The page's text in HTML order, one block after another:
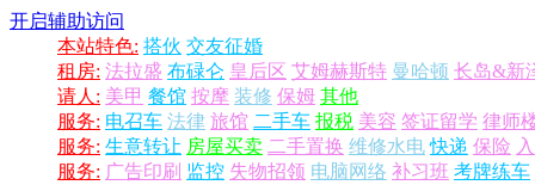
开启辅助访问
本站特色: 搭伙 交友征婚
租房: 法拉盛 布碌仑 皇后区 艾姆赫斯特 曼哈顿 长岛&新
请人: 美甲 餐馆 按摩 装修 保姆 其他
服务: 电召车 法律 旅馆 二手车 报税 美容 签证留学 律师
服务: 生意转让 房屋买卖 二手置换 维修水电 快递 保险
服务: 广告印刷 监控 失物招领 电脑网络 补习班 考牌练车